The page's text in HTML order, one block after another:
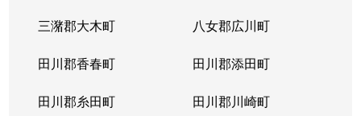
三潴郡大木町 八女郡広川町
田川郡香春町 田川郡添田町
田川郡糸田町 田川郡川崎町